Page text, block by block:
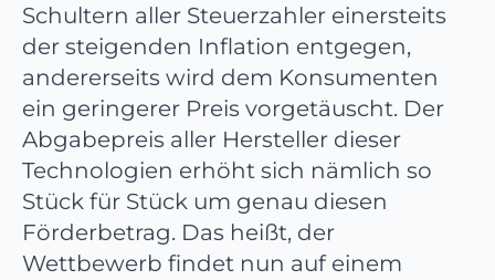
Schultern aller Steuerzahler einersteits
der steigenden Inflation entgegen,
andererseits wird dem Konsumenten
ein geringerer Preis vorgetäuscht. Der
Abgabepreis aller Hersteller dieser
Technologien erhöht sich nämlich so
Stück für Stück um genau diesen
Förderbetrag. Das heißt, der
Wettbewerb findet nun auf einem